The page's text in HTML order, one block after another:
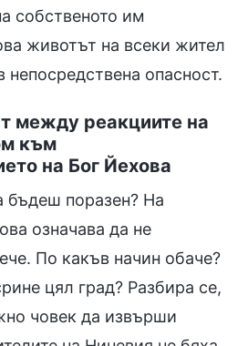
собственото им
животът на всеки жител
опасност.
между реакциите на
към
на Бог Йехова
бъдеш поразен? На
означава да не
По какъв начин обаче?
цял град? Разбира се,
човек да извърши